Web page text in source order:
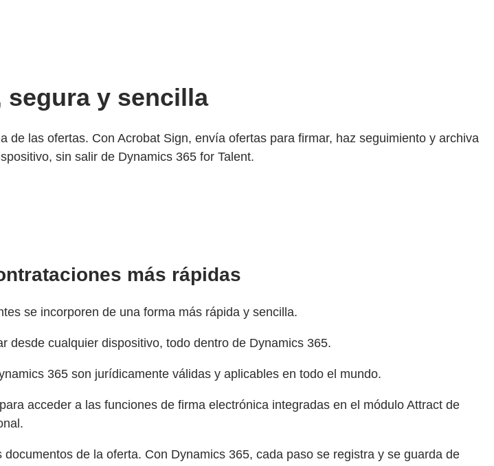
segura y sencilla
las ofertas. Con Acrobat Sign, envía ofertas para firmar, haz seguimiento y archiva
sin salir de Dynamics 365 for Talent.
más rápidas
se incorporen de una forma más rápida y sencilla.
desde cualquier dispositivo, todo dentro de Dynamics 365.
365 son jurídicamente válidas y aplicables en todo el mundo.
acceder a las funciones de firma electrónica integradas en el módulo Attract de
de la oferta. Con Dynamics 365, cada paso se registra y se guarda de